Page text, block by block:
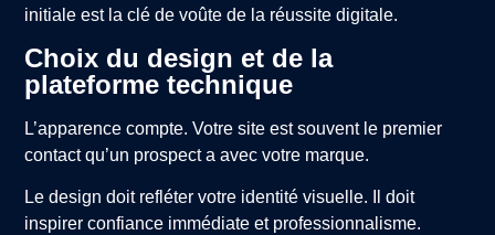
initiale est la clé de voûte de la réussite digitale.
Choix du design et de la
plateforme technique
L’apparence compte. Votre site est souvent le premier
contact qu’un prospect a avec votre marque.
Le design doit refléter votre identité visuelle. Il doit
inspirer confiance immédiate et professionnalisme.